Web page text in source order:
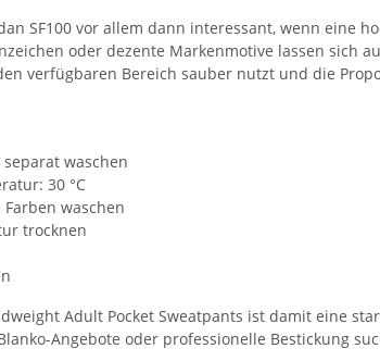
SF100 vor allem dann interessant, wenn eine
oder dezente Markenmotive lassen
verfügbaren Bereich sauber nutzt und die
waschen
30 °C
waschen
trocknen
Adult Pocket Sweatpants ist damit eine
Angebote oder professionelle Bestickung